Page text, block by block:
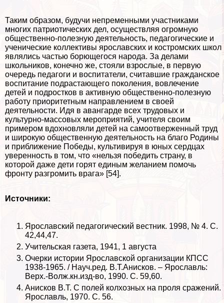
Таким образом, будучи непременными участниками
многих патриотических дел, осуществляя огромную
общественно-полезную деятельность, педагогические и
ученические коллективы ярославских и костромских школ
являлись частью борющегося народа. За делами
школьников, конечно же, стояли взрослые, в первую
очередь педагоги и воспитатели, считавшие гражданское
воспитание подрастающего поколения, вовлечение
детей и подростков в активную общественно-полезную
работу приоритетным направлением в своей
деятельности. Идя в авангарде всех трудовых и
культурно-массовых мероприятий, учителя своим
примером вдохновляли детей на самоотверженный труд
и широкую общественную деятельность на благо Родины
и приближение Победы, культивируя в юных сердцах
уверенность в том, что «нельзя победить страну, в
которой даже дети горят единым желанием помочь
фронту разгромить врага» [54].
Источники:
Ярославский педагогический вестник. 1998, № 4. С.
42,44,47.
Учительская газета, 1941, 1 августа
Очерки истории Ярославской организации КПСС
1938-1965. / Науч.ред. В.Т.Анисков. – Ярославль:
Верх.-Волж.кн.изд-во, 1990. С. 59,60.
Анисков В.Т. С полей колхозных на проля сражений.
Ярославль, 1970. С. 56.